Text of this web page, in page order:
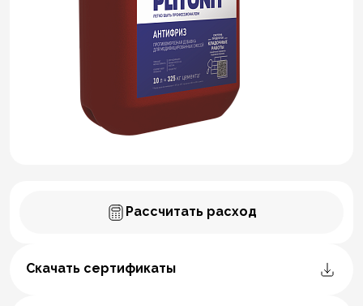
Рассчитать расход
Скачать сертификаты